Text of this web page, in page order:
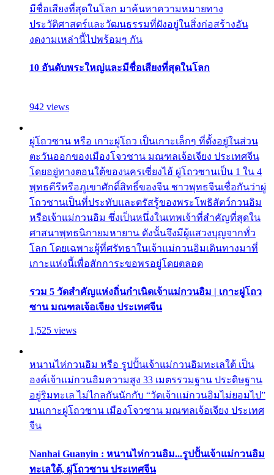
มีชื่อเสียงที่สุดในโลก มาค้นหาความหมายทาง
ประวัติศาสตร์และวัฒนธรรมที่ฝังอยู่ในสิ่งก่อสร้างอัน
งดงามเหล่านี้ไปพร้อมๆ กัน
10 อันดับพระใหญ่และมีชื่อเสียงที่สุดในโลก
942 views
ผู่โถวซาน หรือ เกาะผู่โถว เป็นเกาะเล็กๆ ที่ตั้งอยู่ในส่วน
ตะวันออกของเมืองโจวซาน มณฑลเจ้อเจียง ประเทศจีน
โดยอยู่ทางตอนใต้ของนครเซี่ยงไฮ้ ผู่โถวซานเป็น 1 ใน 4
พุทธคีรีหรือภูเขาศักดิ์สิทธิ์ของจีน ชาวพุทธจีนเชื่อกันว่าผู่
โถวซานเป็นที่ประทับและตรัสรู้ของพระโพธิสัตว์กวนอิม
หรือเจ้าแม่กวนอิม ซึ่งเป็นหนึ่งในเทพเจ้าที่สำคัญที่สุดใน
ศาสนาพุทธนิกายมหายาน ดังนั้นจึงมีผู้แสวงบุญจากทั่ว
โลก โดยเฉพาะผู้ที่ศรัทธาในเจ้าแม่กวนอิมเดินทางมาที่
เกาะแห่งนี้เพื่อสักการะขอพรอยู่โดยตลอด
รวม 5 วัดสำคัญแห่งถิ่นกำเนิดเจ้าแม่กวนอิม | เกาะผู่โถว
ซาน มณฑลเจ้อเจียง ประเทศจีน
1,525 views
หนานไห่กวนอิม หรือ รูปปั้นเจ้าแม่กวนอิมทะเลใต้ เป็น
องค์เจ้าแม่กวนอิมความสูง 33 เมตรรวมฐาน ประดิษฐาน
อยู่ริมทะเล ไม่ไกลกันนักกับ “วัดเจ้าแม่กวนอิมไม่ยอมไป”
บนเกาะผู่โถวซาน เมืองโจวซาน มณฑลเจ้อเจียง ประเทศ
จีน
Nanhai Guanyin : หนานไห่กวนอิม...รูปปั้นเจ้าแม่กวนอิม
ทะเลใต้, ผู่โถวซาน ประเทศจีน